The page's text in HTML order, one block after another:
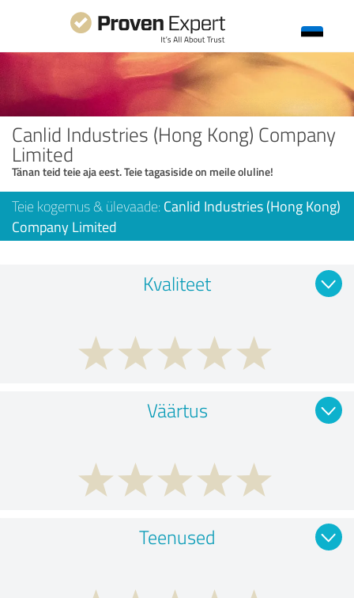
Canlid Industries (Hong Kong) Company
Limited
Tänan teid teie aja eest. Teie tagasiside on meile oluline!
Teie kogemus & ülevaade: Canlid Industries (Hong Kong)
Company Limited
Kvaliteet
Väärtus
Teenused